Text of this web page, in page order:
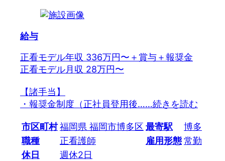
給与
正看モデル年収 336万円〜＋賞与＋報奨金
正看モデル月収 28万円〜
【諸手当】
・報奨金制度（正社員登用後……続きを読む
市区町村福岡県 福岡市博多区 最寄駅
博多
職種
正看護師 雇用形態常勤
休日
週休2日